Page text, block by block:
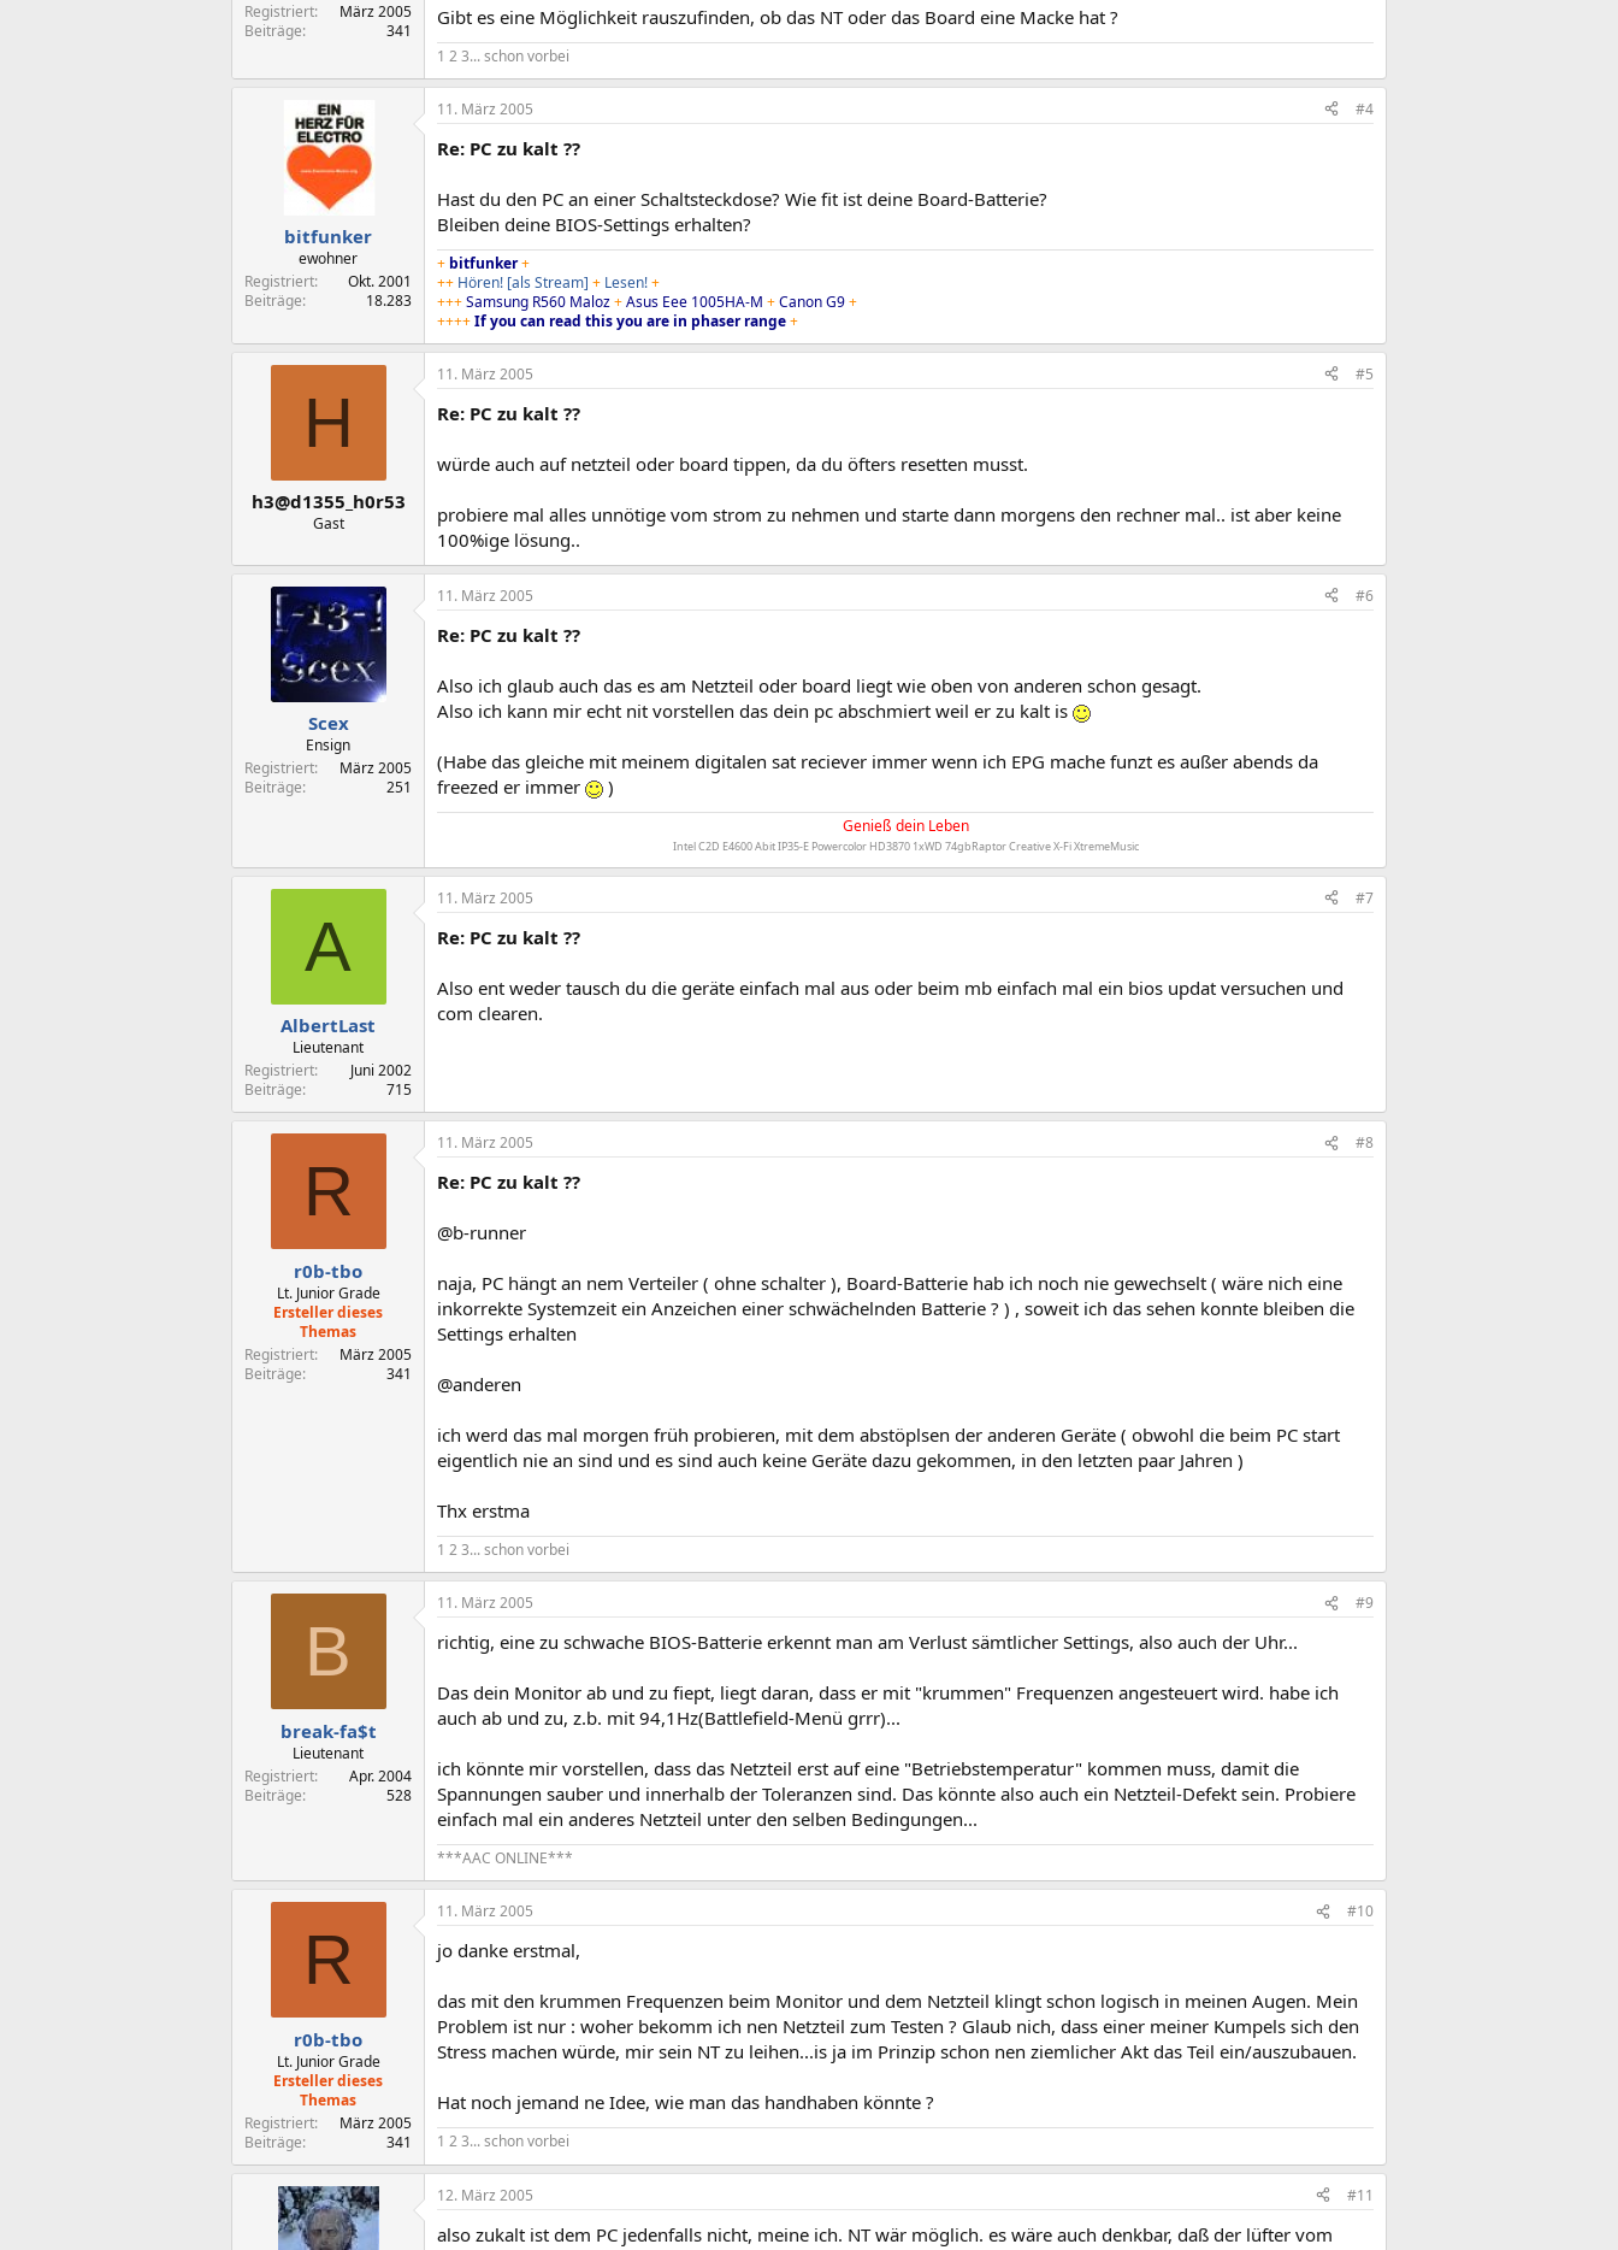
Registriert
März 2005
Beiträge
341
Gibt es eine Möglichkeit rauszufinden, ob das NT oder das Board eine Macke hat ?
1 2 3... schon vorbei
bitfunker
ewohner
Registriert
Okt. 2001
Beiträge
18.283
11. März 2005 #4
Re: PC zu kalt ??
Hast du den PC an einer Schaltsteckdose? Wie fit ist deine Board-Batterie?
Bleiben deine BIOS-Settings erhalten?
+ bitfunker+
++ Hören! [als Stream] + Lesen!+
+++Samsung R560 Maloz+Asus Eee 1005HA-M +Canon G9+
++++If you can read this you are in phaser range+
H
h3@d1355_h0r53
Gast
11. März 2005 #5
Re: PC zu kalt ??
würde auch auf netzteil oder board tippen, da du öfters resetten musst.
probiere mal alles unnötige vom strom zu nehmen und starte dann morgens den rechner mal.. ist aber keine
100%ige lösung..
Scex
Ensign
Registriert
März 2005
Beiträge
251
11. März 2005 #6
Re: PC zu kalt ??
Also ich glaub auch das es am Netzteil oder board liegt wie oben von anderen schon gesagt.
Also ich kann mir echt nit vorstellen das dein pc abschmiert weil er zu kalt is
(Habe das gleiche mit meinem digitalen sat reciever immer wenn ich EPG mache funzt es außer abends da
freezed er immer
)
Genieß dein Leben
Intel C2D E4600 Abit IP35-E Powercolor HD3870 1xWD 74gbRaptor Creative X-Fi XtremeMusic
A
AlbertLast
Lieutenant
Registriert
Juni 2002
Beiträge
715
11. März 2005 #7
Re: PC zu kalt ??
Also ent weder tausch du die geräte einfach mal aus oder beim mb einfach mal ein bios updat versuchen und
com clearen.
R
r0b-tbo
Lt. Junior Grade
Ersteller dieses
Themas
Registriert
März 2005
Beiträge
341
11. März 2005 #8
Re: PC zu kalt ??
@b-runner
naja, PC hängt an nem Verteiler ( ohne schalter ), Board-Batterie hab ich noch nie gewechselt ( wäre nich eine
inkorrekte Systemzeit ein Anzeichen einer schwächelnden Batterie ? ) , soweit ich das sehen konnte bleiben die
Settings erhalten
@anderen
ich werd das mal morgen früh probieren, mit dem abstöplsen der anderen Geräte ( obwohl die beim PC start
eigentlich nie an sind und es sind auch keine Geräte dazu gekommen, in den letzten paar Jahren )
Thx erstma
1 2 3... schon vorbei
B
break-fa$t
Lieutenant
Registriert
Apr. 2004
Beiträge
528
11. März 2005 #9
richtig, eine zu schwache BIOS-Batterie erkennt man am Verlust sämtlicher Settings, also auch der Uhr...
Das dein Monitor ab und zu fiept, liegt daran, dass er mit "krummen" Frequenzen angesteuert wird. habe ich
auch ab und zu, z.b. mit 94,1Hz(Battlefield-Menü grrr)...
ich könnte mir vorstellen, dass das Netzteil erst auf eine "Betriebstemperatur" kommen muss, damit die
Spannungen sauber und innerhalb der Toleranzen sind. Das könnte also auch ein Netzteil-Defekt sein. Probiere
einfach mal ein anderes Netzteil unter den selben Bedingungen...
***AAC ONLINE***
R
r0b-tbo
Lt. Junior Grade
Ersteller dieses
Themas
Registriert
März 2005
Beiträge
341
11. März 2005 #10
jo danke erstmal,
das mit den krummen Frequenzen beim Monitor und dem Netzteil klingt schon logisch in meinen Augen. Mein
Problem ist nur : woher bekomm ich nen Netzteil zum Testen ? Glaub nich, dass einer meiner Kumpels sich den
Stress machen würde, mir sein NT zu leihen...is ja im Prinzip schon nen ziemlicher Akt das Teil ein/auszubauen.
Hat noch jemand ne Idee, wie man das handhaben könnte ?
1 2 3... schon vorbei
12. März 2005 #11
also zukalt ist dem PC jedenfalls nicht, meine ich. NT wär möglich. es wäre auch denkbar, daß der lüfter vom